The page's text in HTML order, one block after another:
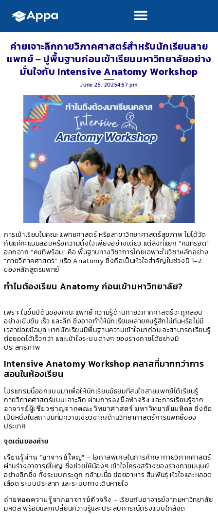
ค่ายเจาะลึกกายวิภาคศาสตร์สำหรับนักเรียนสาย
แพทย์ – ปูพื้นฐานก่อนเข้าเรียนมหาวิทยาลัยอย่าง
มั่นใจกับ Intensive Anatomy Workshop
June 25, 20254:57 pm
การเข้าเรียนในคณะแพทยศาสตร์ หรือสาขาวิทยาศาสตร์สุขภาพ ไม่ได้วัด
กันแค่คะแนนสอบหรือความตั้งใจเพียงอย่างเดียว แต่สิ่งที่แยก “คนที่รอด”
ออกจาก “คนที่พร้อม” คือ พื้นฐานทางวิชาการโดยเฉพาะในวิชาหลักอย่าง
“กายวิภาคศาสตร์” หรือ Anatomy ซึ่งถือเป็นหัวใจสำคัญในช่วงปี 1–2
ของหลักสูตรแพทย์
ทำไมต้องเรียน Anatomy ก่อนเข้ามหาวิทยาลัย?
เพราะในชั้นปีต้นของคณะแพทย์ ความรู้ด้านกายวิภาคศาสตร์จะถูกสอน
อย่างเข้มข้น เร็ว และลึก ซึ่งอาจทำให้นักเรียนหลายคนรู้สึกไม่ทันหรือไม่มี
เวลาย่อยข้อมูล หากนักเรียนมีพื้นฐานความเข้าใจมาก่อน จะสามารถเรียนรู้
ต่อยอดได้เร็วกว่า และเข้าใจระบบต่างๆ ของร่างกายได้อย่างมี
ประสิทธิภาพ
Intensive Anatomy Workshop คลาสที่มากกว่าการ
สอนในห้องเรียน
โปรแกรมนี้ออกแบบมาเพื่อให้นักเรียนมัธยมที่สนใจสายแพทย์ได้เรียนรู้
กายวิภาคศาสตร์แบบเจาะลึก ผ่านการลงมือทำจริง และการเรียนรู้จาก
อาจารย์ผู้เชี่ยวชาญจากคณะวิทยาศาสตร์ มหาวิทยาลัยมหิดล ซึ่งถือ
เป็นหนึ่งในสถาบันที่มีความเชี่ยวชาญด้านวิทยาศาสตร์การแพทย์ของ
ประเทศ
จุดเด่นของค่าย
เรียนรู้ผ่าน “อาจารย์ใหญ่” – โอกาสพิเศษในการศึกษากายวิภาคศาสตร์
ผ่านร่างอาจารย์ใหญ่ ซึ่งช่วยให้น้องๆ เข้าใจโครงสร้างของร่างกายมนุษย์
อย่างลึกซึ้ง ทั้งระบบกระดูก กล้ามเนื้อ ย่อยอาหาร สืบพันธุ์ หัวใจและหลอด
เลือด ระบบประสาท และระบบทางเดินหายใจ
ถ่ายทอดความรู้จากอาจารย์ตัวจริง – เรียนกับอาจารย์จากมหาวิทยาลัย
มหิดล พร้อมแลกเปลี่ยนความรู้และประสบการณ์ตรงแบบใกล้ชิด